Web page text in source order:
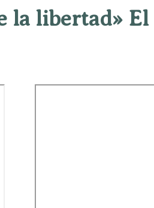
la libertad»